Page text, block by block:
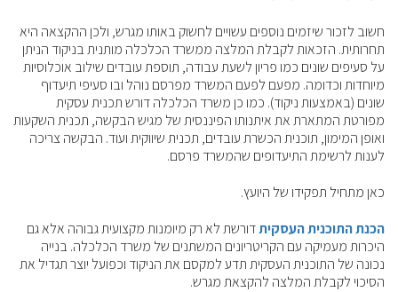
חשוב לזכור שיזמים נוספים עשויים לחשוק באותו מגרש, ולכן ההקצאה היא
תחרותית. הזכאות לקבלת המלצה ממשרד הכלכלה מותנית בניקוד הניתן
על סעיפים שונים כמו פריון לשעת עבודה, תוספת עובדים שילוב אוכלוסיות
מיוחדות וכדומה. מפעם לפעם המשרד מפרסם נוהל ובו סעיפי תיעדוף
שונים (באמצעות ניקוד). כמו כן משרד הכלכלה דורש תכנית עסקית
מפורטת המתארת את איתנותו הפיננסית של מגיש הבקשה, תכנית השקעות
ואופן המימון, תוכנית הכשרת עובדים, תכנית שיווקית ועוד. הבקשה צריכה
לענות לרשימת התיעדופים שהמשרד פרסם.
כאן מתחיל תפקידו של היועץ.
הכנת התוכנית העסקיתדורשת לא רק מיומנות מקצועית גבוהה אלא גם
היכרות מעמיקה עם הקריטריונים המשתנים של משרד הכלכלה. בנייה
נכונה של התוכנית העסקית תדע למקסם את הניקוד וכפועל יוצר תגדיל את
הסיכוי לקבלת המלצה להקצאת מגרש.